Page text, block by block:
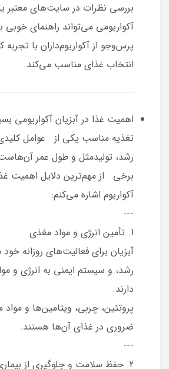
بررسی نظرات در سایت‌های معتبر
آکواریومی می‌تواند راهنمای خوبی
پرس‌وجو از آکواریوم‌داران با
انتخاب غذای مناسب می‌کند.
اهمیت غذا در آبزیان آکواریومی
تغذیه مناسب یکی از عوامل
رشد، تولیدمثل و طول عمر آن‌هاست
برخی از مهم‌ترین دلایل اهمیت
آکواریوم اشاره می‌کنم:
---
1. تأمین انرژی و مواد مغذی
آبزیان برای فعالیت‌های روزانه خود
رشد، و سیستم ایمنی به انرژی و
دارند.
پروتئین، چربی، ویتامین‌ها و مواد
ضروری در غذای آن‌ها هستند.
---
2. حفظ سلامت و جلوگیری از بیماری‌ها